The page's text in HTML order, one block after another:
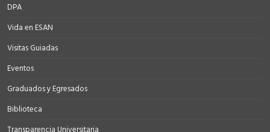
DPA
Vida en ESAN
Visitas Guiadas
Eventos
Graduados y Egresados
Biblioteca